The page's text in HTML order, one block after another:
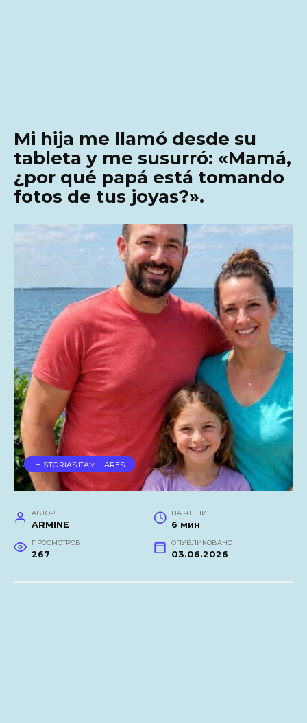
Mi hija me llamó desde su
tableta y me susurró: «Mamá,
¿por qué papá está tomando
fotos de tus joyas?».
HISTORIAS FAMILIARES
АВТОР
ARMINE
НА ЧТЕНИЕ
6 мин
ПРОСМОТРОВ
267
ОПУБЛИКОВАНО
03.06.2026